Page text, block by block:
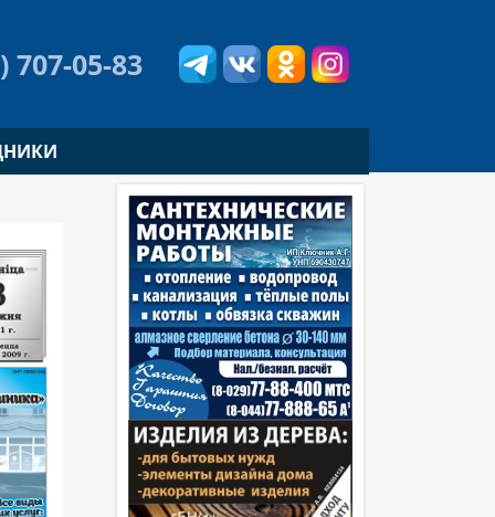
707-05-83